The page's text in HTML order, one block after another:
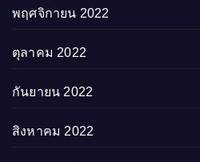
พฤศจิกายน 2022
ตุลาคม 2022
กันยายน 2022
สิงหาคม 2022